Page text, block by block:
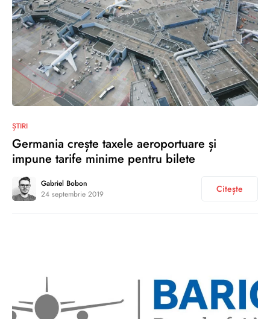
ȘTIRI
Germania crește taxele aeroportuare și
impune tarife minime pentru bilete
Gabriel Bobon
24 septembrie 2019
Citește